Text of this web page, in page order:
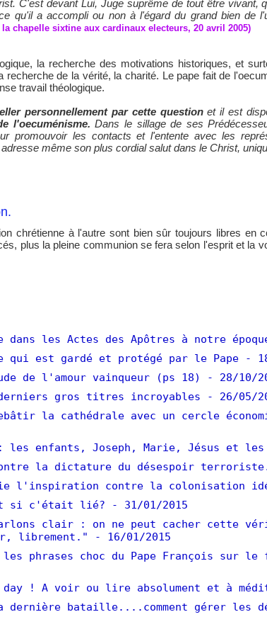
C'est devant Lui, Juge suprême de tout être vivant,
qu'il a accompli ou non à l'égard du grand bien de
chapelle sixtine aux cardinaux electeurs, 20 avril 2005)
la recherche des motivations historiques, et
de la vérité, la charité. Le pape fait de
travail théologique.
personnellement par cette questionet il est
l'oecuménisme. Dans le sillage de ses
promouvoir les contacts et l'entente avec les
même son plus cordial salut dans le Christ,
chrétienne à l'autre sont bien sûr toujours libres en
plus la pleine communion se fera selon l'esprit et la
dans les Actes des Apôtres à notre
qui est gardé et protégé par le Pape
-
de l'amour vainqueur (ps 18)
- 28/10/
gros titres incroyables
- 26/05/
la cathédrale avec un cercle
: les enfants, Joseph, Marie, Jésus et
la dictature du désespoir
l'inspiration contre la colonisation
et si c'était lié?
- 31/01/2015
clair : on ne peut cacher cette
librement."
- 16/01/2015
phrases choc du Pape François sur le
day ! A voir ou lire absolument et à
bataille....comment gérer les